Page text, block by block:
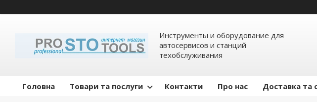
Инструменты и оборудование для
автосервисов и станций
техобслуживания
Головна Товари та послуги Контакти Про нас Доставка та